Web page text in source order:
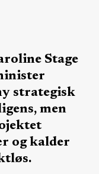
Stage
strategisk
men
og kalder